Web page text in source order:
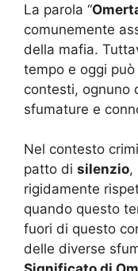
La parola “
comunemente
della mafia.
tempo e oggi
contesti, ognuno
sfumature e
Nel contesto
patto di silenzio,
rigidamente
quando questo
fuori di questo
delle diverse